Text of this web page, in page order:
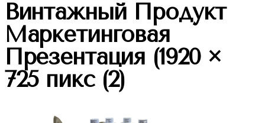
Винтажный Продукт
Маркетинговая
Презентация (1920 ×
725 пикс (2)